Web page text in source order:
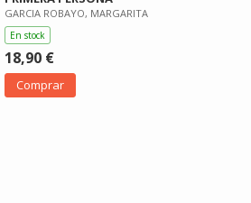
GARCIA ROBAYO, MARGARITA
En stock
18,90 €
Comprar